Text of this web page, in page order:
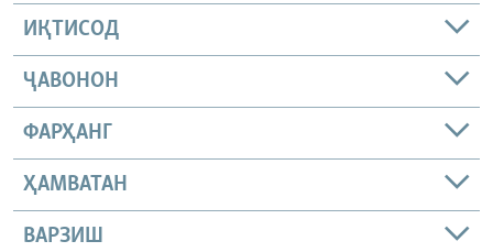
ИҚТИСОД
ҶАВОНОН
ФАРҲАНГ
ҲАМВАТАН
ВАРЗИШ